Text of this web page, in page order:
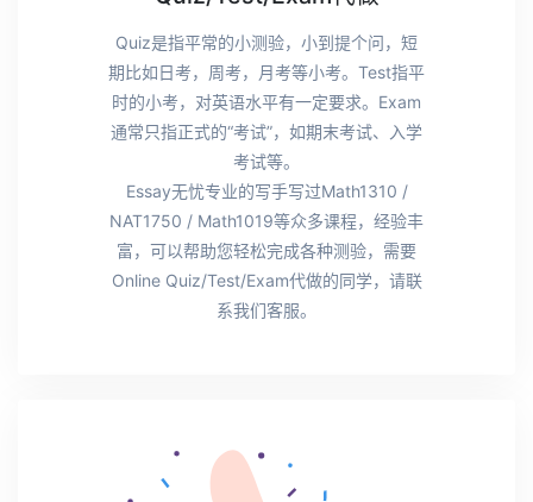
Quiz是指平常的小测验，小到提个问，短
期比如日考，周考，月考等小考。Test指平
时的小考，对英语水平有一定要求。Exam
通常只指正式的“考试”，如期末考试、入学
考试等。
Essay无忧专业的写手写过Math1310 /
NAT1750 / Math1019等众多课程，经验丰
富，可以帮助您轻松完成各种测验，需要
Online Quiz/Test/Exam代做的同学，请联
系我们客服。